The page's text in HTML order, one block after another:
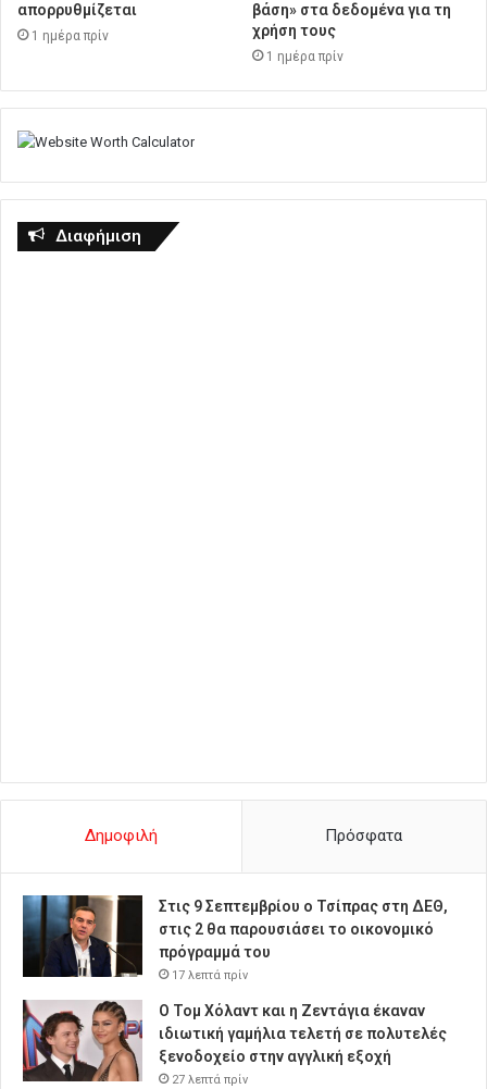
απορρυθμίζεται
1 ημέρα πρίν
βάση» στα δεδομένα για τη
χρήση τους
1 ημέρα πρίν
Διαφήμιση
Δημοφιλή Πρόσφατα
Στις 9 Σεπτεμβρίου ο Τσίπρας στη ΔΕΘ,
στις 2 θα παρουσιάσει το οικονομικό
πρόγραμμά του
17 λεπτά πρίν
O Τομ Χόλαντ και η Ζεντάγια έκαναν
ιδιωτική γαμήλια τελετή σε πολυτελές
ξενοδοχείο στην αγγλική εξοχή
27 λεπτά πρίν